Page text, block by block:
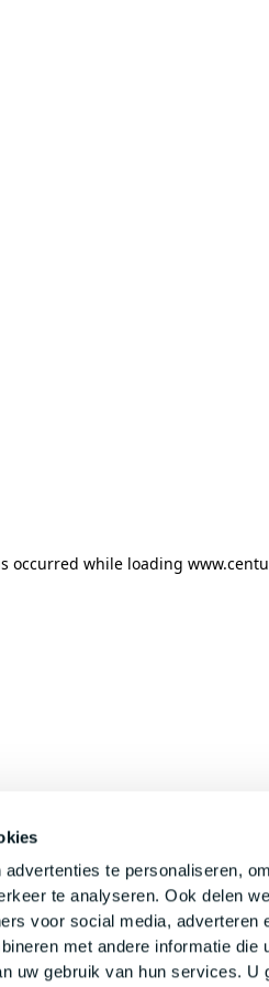
te personaliseren,
te analyseren. Ook delen
voor social media, adverteren
met andere informatie die
uw gebruik van hun services. U
occurred while loading